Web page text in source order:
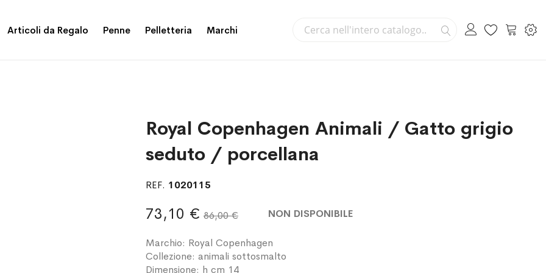
Articoli da Regalo Penne Pelletteria Marchi Cerca
Carrello
Royal Copenhagen Animali / Gatto grigio
seduto / porcellana
REF. 1020115
73,10 € 86,00 € NON DISPONIBILE
Marchio: Royal Copenhagen
Collezione: animali sottosmalto
Dimensione: h cm 14